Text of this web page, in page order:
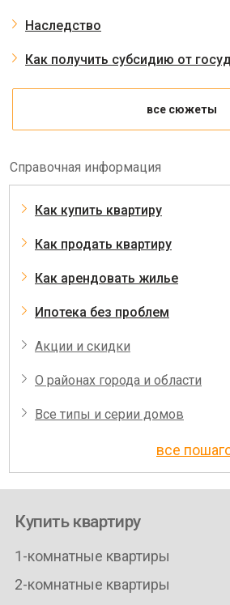
Наследство
Как получить субсидию от
все сюжеты
Справочная информация
Как купить квартиру
Как продать квартиру
Как арендовать жилье
Ипотека без проблем
Акции и скидки
О районах города и области
Все типы и серии домов
все
Купить квартиру
1-комнатные квартиры
2-комнатные квартиры